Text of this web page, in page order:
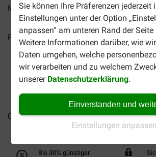
Sie können Ihre Präferenzen jederzeit
Einstellungen unter der Option
anpassen“ am unteren Rand der Seite
Weitere Informationen darüber, wie
Daten umgehen, welche
wir verarbeiten und zu welchem
unserer Datenschutzerklärung.
Einverstanden und
Einstellungen anpassen
Mehr Produktinfos
Reviews
Gourmet Gold Luxe Mix... Gourmet
Bis 30% günstiger